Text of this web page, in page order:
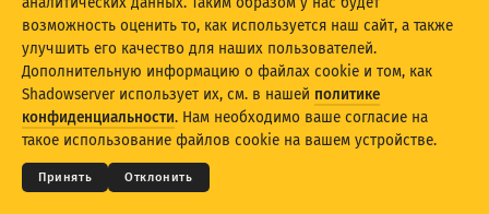
Обновить Сбросить
Скачать как PNG
© 2026THE SHADOWSERVER FOUNDATION
Конфиденциальность и условия
Связь с нами
Благодарности
возможность оценить то, как используется наш сайт, а также
улучшить его качество для наших пользователей.
Дополнительную информацию о файлах cookie и том, как
Shadowserver использует их, см. в нашей политике
конфиденциальности. Нам необходимо ваше согласие на
такое использование файлов cookie на вашем устройстве.
Принять Отклонить